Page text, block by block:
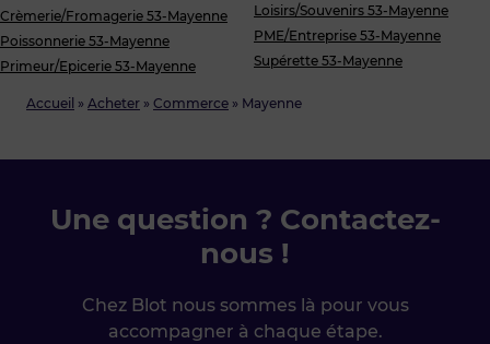
Accueil » Acheter » Commerce » Mayenne
Crèmerie/Fromagerie 53-Mayenne
Poissonnerie 53-Mayenne
Primeur/Epicerie 53-Mayenne
Loisirs/Souvenirs 53-Mayenne
PME/Entreprise 53-Mayenne
Supérette 53-Mayenne
Une question ? Contactez-
nous !
Chez Blot nous sommes là pour vous
accompagner à chaque étape.